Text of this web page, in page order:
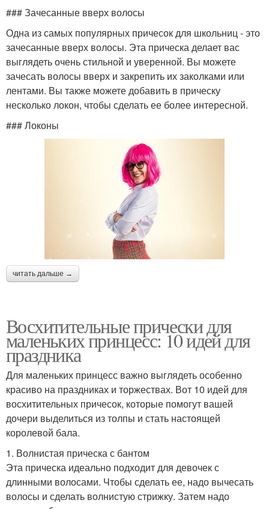
### Зачесанные вверх волосы
Одна из самых популярных причесок для школьниц - это
зачесанные вверх волосы. Эта прическа делает вас
выглядеть очень стильной и уверенной. Вы можете
зачесать волосы вверх и закрепить их заколками или
лентами. Вы также можете добавить в прическу
несколько локон, чтобы сделать ее более интересной.
### Локоны
читать дальше →
Восхитительные прически для
маленьких принцесс: 10 идей для
праздника
Для маленьких принцесс важно выглядеть особенно
красиво на праздниках и торжествах. Вот 10 идей для
восхитительных причесок, которые помогут вашей
дочери выделиться из толпы и стать настоящей
королевой бала.
1. Волнистая прическа с бантом
Эта прическа идеально подходит для девочек с
длинными волосами. Чтобы сделать ее, надо вычесать
волосы и сделать волнистую стрижку. Затем надо